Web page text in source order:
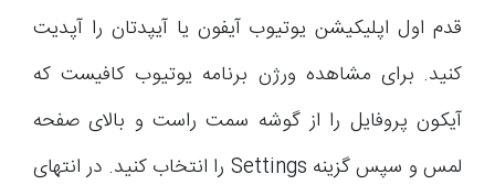
قدم اول اپلیکیشن یوتیوب آیفون یا آیپدتان را آپدیت
کنید. برای مشاهده ورژن برنامه یوتیوب کافیست که
آیکون پروفایل را از گوشه سمت راست و بالای صفحه
لمس و سپس گزینه Settings را انتخاب کنید. در انتهای